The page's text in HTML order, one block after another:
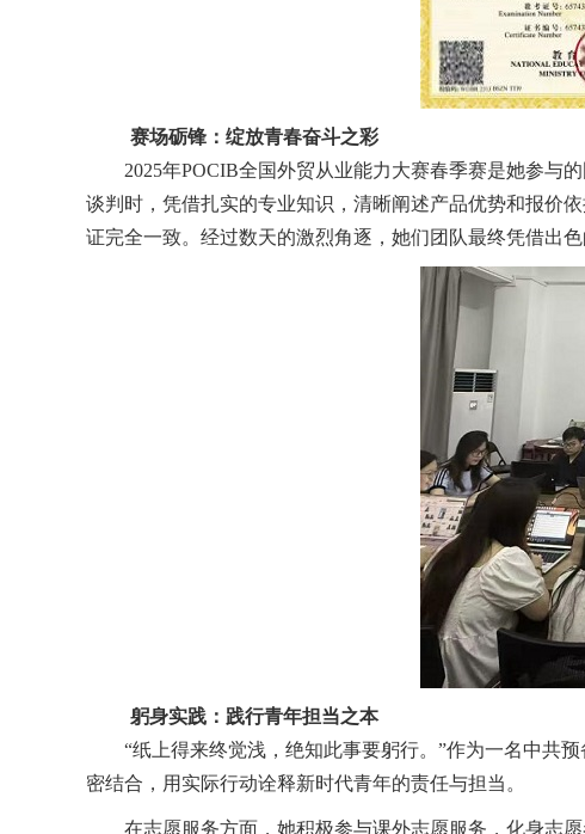
赛场砺锋：绽放青春奋斗之彩
2025年POCIB全国外贸从业能力大赛春季赛是她参与
谈判时，凭借扎实的专业知识，清晰阐述产品优势和报价
证完全一致。经过数天的激烈角逐， 她们团队最终凭借出
躬身实践：践行青年担当之本
“纸上得来终觉浅，绝知此事要躬行。”作为一名中共预
密结合，用实际行动诠释新时代青年的责任与担当。
在志愿服务方面， 她积极参与课外志愿服务，化身志